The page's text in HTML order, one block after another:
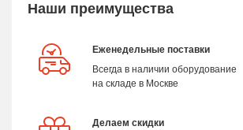
Наши преимущества
Еженедельные поставки
Всегда в наличии оборудование
на складе в Москве
Делаем скидки